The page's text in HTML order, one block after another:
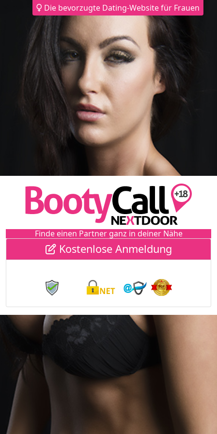
Die bevorzugte Dating-Website für Frauen
Finde einen Partner ganz in deiner Nähe
Kostenlose Anmeldung